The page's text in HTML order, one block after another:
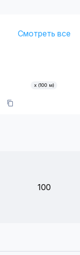
Смотреть все
х (100 м)
100